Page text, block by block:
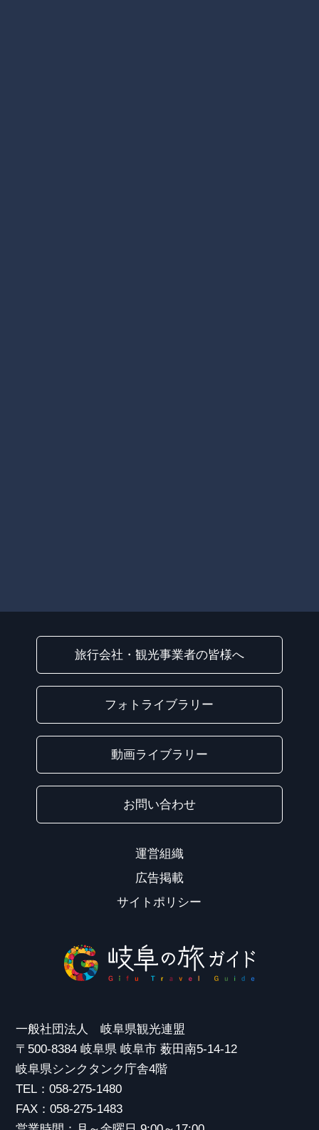
旅行会社・観光事業者の皆様へ
フォトライブラリー
動画ライブラリー
お問い合わせ
運営組織
広告掲載
サイトポリシー
一般社団法人 岐阜県観光連盟
〒500-8384 岐阜県 岐阜市 薮田南5-14-12
岐阜県シンクタンク庁舎4階
TEL：058-275-1480
FAX：058-275-1483